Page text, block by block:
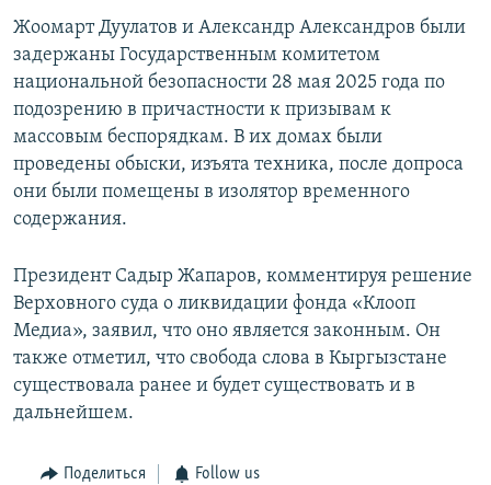
Жоомарт Дуулатов и Александр Александров были
задержаны Государственным комитетом
национальной безопасности 28 мая 2025 года по
подозрению в причастности к призывам к
массовым беспорядкам. В их домах были
проведены обыски, изъята техника, после допроса
они были помещены в изолятор временного
содержания.
Президент Садыр Жапаров, комментируя решение
Верховного суда о ликвидации фонда «Клооп
Медиа», заявил, что оно является законным. Он
также отметил, что свобода слова в Кыргызстане
существовала ранее и будет существовать и в
дальнейшем.
Поделиться Follow us